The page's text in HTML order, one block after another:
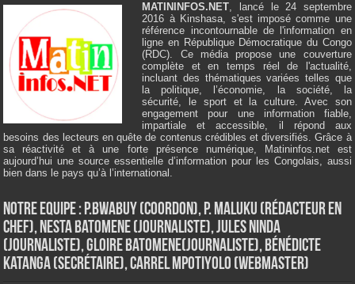
MATININFOS.NET, lancé le 24 septembre
2016 à Kinshasa, s'est imposé comme une
référence incontournable de l'information en
ligne en République Démocratique du Congo
(RDC). Ce média propose une couverture
complète et en temps réel de l'actualité,
incluant des thématiques variées telles que
la politique, l’économie, la société, la
sécurité, le sport et la culture. Avec son
engagement pour une information fiable,
impartiale et accessible, il répond aux
besoins des lecteurs en quête de contenus crédibles et diversifiés. Grâce à
sa réactivité et à une forte présence numérique, Matininfos.net est
aujourd’hui une source essentielle d’information pour les Congolais, aussi
bien dans le pays qu’à l’international.
Notre Equipe : P.Bwabuy (Coordon), P. Maluku (Rédacteur en
Chef), Nesta Batomene (Journaliste), Jules Ninda
(Journaliste), Gloire Batomene(Journaliste), Bénédicte
Katanga (Secrétaire), Carrel Mpotiyolo (Webmaster)